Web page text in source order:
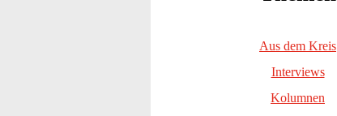
Aus dem Kreis
Interviews
Kolumnen